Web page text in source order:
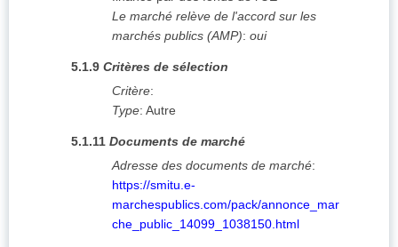
Le marché relève de l'accord sur les
marchés publics (AMP): oui
5.1.9 Critères de sélection
Critère:
Type: Autre
5.1.11 Documents de marché
Adresse des documents de marché:
https://smitu.e-
marchespublics.com/pack/annonce_mar
che_public_14099_1038150.html